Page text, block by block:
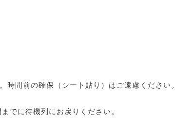
間前の確保（シート貼り）はご遠慮ください。
でに待機列にお戻りください。